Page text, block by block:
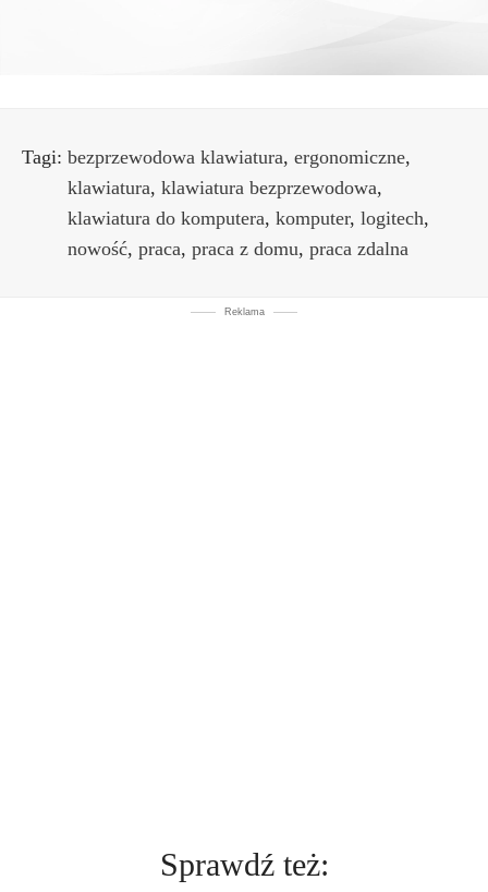
Tagi: bezprzewodowa klawiatura, ergonomiczne,
klawiatura, klawiatura bezprzewodowa,
klawiatura do komputera, komputer, logitech,
nowość, praca, praca z domu, praca zdalna
Reklama
Sprawdź też: